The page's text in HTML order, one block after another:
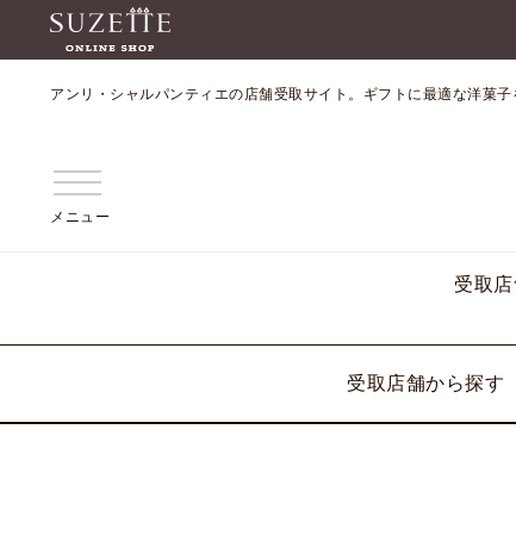
アンリ・シャルパンティエの店舗受取サイト。ギフトに最適な洋菓子
メニュー
受取
受取店舗から探す